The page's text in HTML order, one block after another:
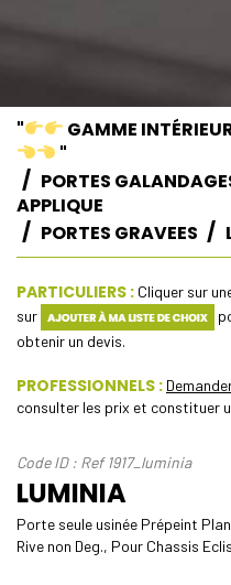
"
GAMME
"
PORTES
APPLIQUE
PORTES GRAVEES
PARTICULIERS : Cliquer sur
sur
obtenir un devis.
PROFESSIONNELS :
consulter les prix et constituer
Code ID : Ref 1917_luminia
LUMINIA
Porte seule usinée Prépeint
Rive non Deg., Pour Chassis